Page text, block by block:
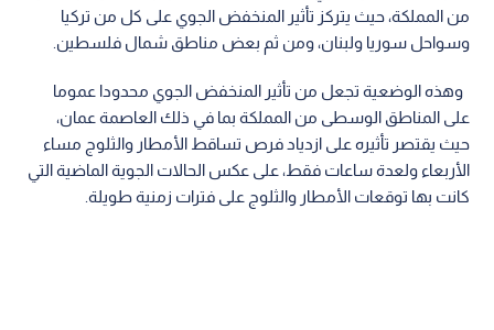
من المملكة، حيث يتركز تأثير المنخفض الجوي على كل من تركيا
وسواحل سوريا ولبنان، ومن ثم بعض مناطق شمال فلسطين.
وهذه الوضعية تجعل من تأثير المنخفض الجوي محدودا عموما
على المناطق الوسطى من المملكة بما في ذلك العاصمة عمان،
حيث يقتصر تأثيره على ازدياد فرص تساقط الأمطار والثلوج مساء
الأربعاء ولعدة ساعات فقط، على عكس الحالات الجوية الماضية التي
كانت بها توقعات الأمطار والثلوج على فترات زمنية طويلة.